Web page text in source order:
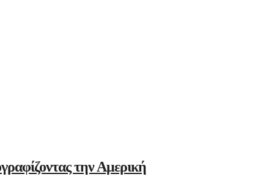
την Αμερική